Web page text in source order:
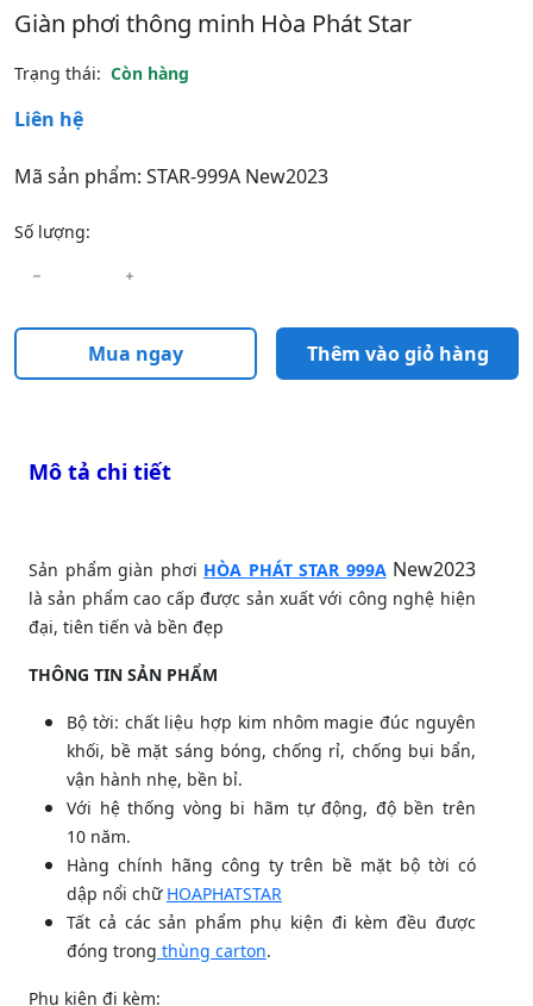
Giàn phơi thông minh Hòa Phát Star
Trạng thái: Còn hàng
Liên hệ
Mã sản phẩm: STAR-999A New2023
Số lượng:
Mua ngay Thêm vào giỏ hàng
Mô tả chi tiết
Sản phẩm giàn phơi HÒA PHÁT STAR 999A New2023
là sản phẩm cao cấp được sản xuất với công nghệ hiện
đại, tiên tiến và bền đẹp
THÔNG TIN SẢN PHẨM
Bộ tời: chất liệu hợp kim nhôm magie đúc nguyên
khối, bề mặt sáng bóng, chống rỉ, chống bụi bẩn,
vận hành nhẹ, bền bỉ.
Với hệ thống vòng bi hãm tự động, độ bền trên
10 năm.
Hàng chính hãng công ty trên bề mặt bộ tời có
dập nổi chữ HOAPHATSTAR
Tất cả các sản phẩm phụ kiện đi kèm đều được
đóng trong thùng carton.
Phụ kiện đi kèm: